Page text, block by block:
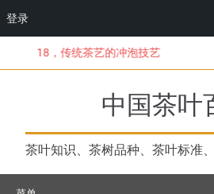
到
18，传统茶艺的冲泡技艺
中国茶叶
茶叶知识、茶树品种、茶叶标准
登录